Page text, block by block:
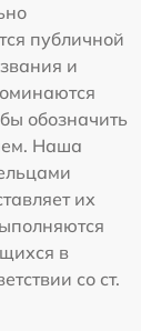
публичной
и
обозначить
Наша
их
в
со ст.